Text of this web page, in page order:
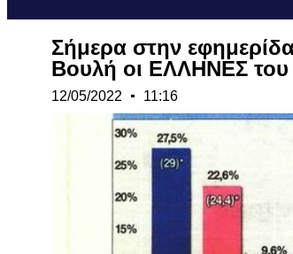
Σήμερα στην
Βουλή οι ΕΛΛΗΝΕΣ του
12/05/2022 11:16